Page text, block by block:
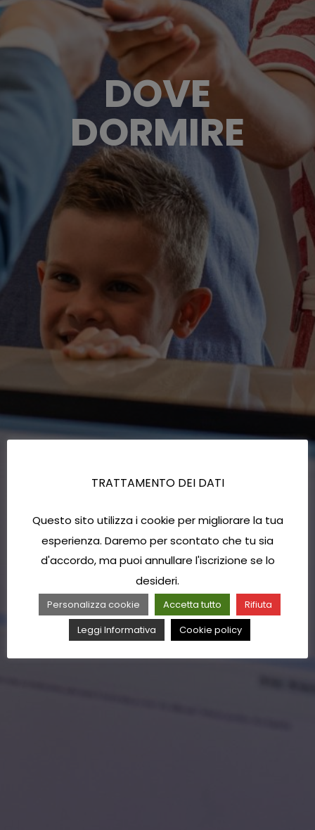
DOVE
DORMIRE
TRATTAMENTO DEI DATI
Questo sito utilizza i cookie per migliorare la tua
esperienza. Daremo per scontato che tu sia
d'accordo, ma puoi annullare l'iscrizione se lo
desideri.
Personalizza cookie Accetta tutto
Rifiuta
Leggi Informativa
Cookie policy